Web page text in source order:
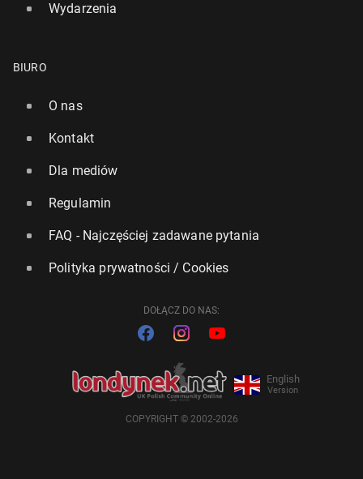
Wydarzenia
BIURO
O nas
Kontakt
Dla mediów
Regulamin
FAQ - Najczęściej zadawane pytania
Polityka prywatności / Cookies
DOŁĄCZ DO NAS:
English
Version
COPYRIGHT © 2002-2026